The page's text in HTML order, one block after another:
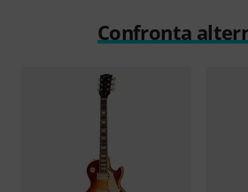
Confronta